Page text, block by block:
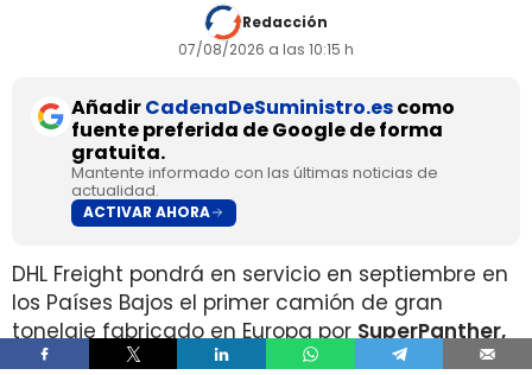
Redacción
07/08/2026 a las 10:15 h
AñadirCadenaDeSuministro.escomo
fuente preferida de Google de forma
gratuita.
Mantente informado con las últimas noticias de
actualidad.
ACTIVAR AHORA
DHL Freight pondrá en servicio en septiembre en
los Países Bajos el primer camión de gran
tonelaje fabricado en Europa por SuperPanther,
después de trasladar la unidad desde Austria